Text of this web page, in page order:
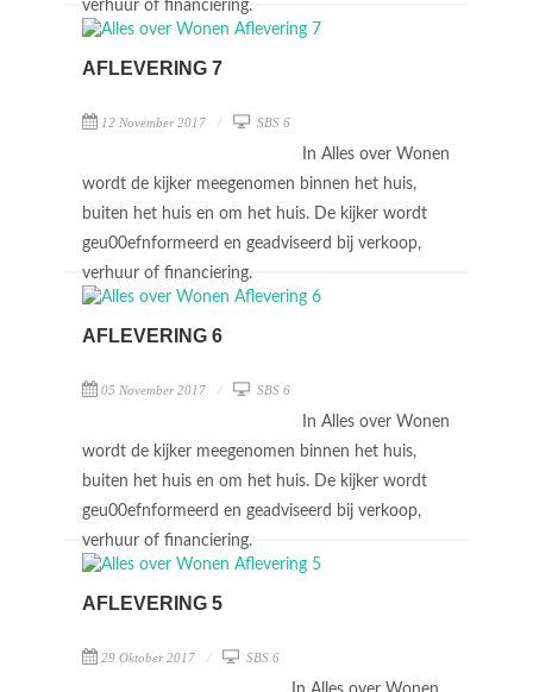
verhuur of financiering.
AFLEVERING 7
12 November 2017 SBS 6
In Alles over Wonen
wordt de kijker meegenomen binnen het huis,
buiten het huis en om het huis. De kijker wordt
geu00efnformeerd en geadviseerd bij verkoop,
verhuur of financiering.
AFLEVERING 6
05 November 2017 SBS 6
In Alles over Wonen
wordt de kijker meegenomen binnen het huis,
buiten het huis en om het huis. De kijker wordt
geu00efnformeerd en geadviseerd bij verkoop,
verhuur of financiering.
AFLEVERING 5
29 Oktober 2017 SBS 6